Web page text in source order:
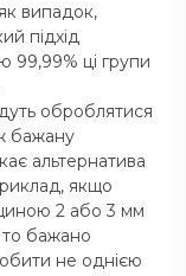
випадок,
підхід
99,99% ці групи
оброблятися
бажану
альтернатива
якщо
2 або 3 мм
то бажано
не однією